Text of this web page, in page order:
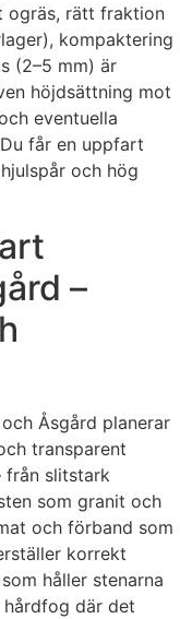
ogräs, rätt fraktion
kompaktering
(2–5 mm) är
höjdsättning mot
eventuella
får en uppfart
och hög
–
Åsgård planerar
transparent
från slitstark
som granit och
och förband som
korrekt
håller stenarna
där det